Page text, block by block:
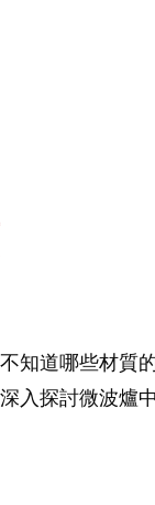
知道哪些材質
入探討微波爐